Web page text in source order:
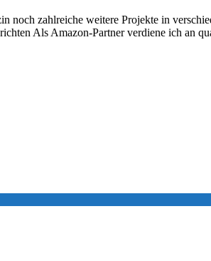
noch zahlreiche weitere Projekte in
Als Amazon-Partner verdiene ich an